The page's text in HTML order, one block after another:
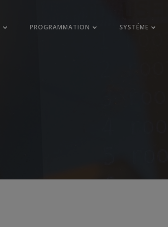
PROGRAMMATION SYSTÉME